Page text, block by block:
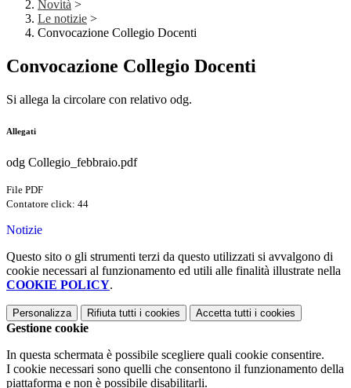
Novità >
Le notizie >
Convocazione Collegio Docenti
Convocazione Collegio Docenti
Si allega la circolare con relativo odg.
Allegati
odg Collegio_febbraio.pdf
File PDF
Contatore click: 44
Notizie
Questo sito o gli strumenti terzi da questo utilizzati si avvalgono di
cookie necessari al funzionamento ed utili alle finalità illustrate nella
COOKIE POLICY.
Personalizza Rifiuta tutti i cookies Accetta tutti i cookies
Gestione cookie
In questa schermata è possibile scegliere quali cookie consentire.
I cookie necessari sono quelli che consentono il funzionamento della
piattaforma e non è possibile disabilitarli.